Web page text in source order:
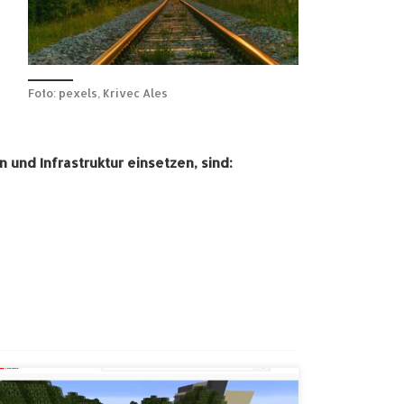
Foto: pexels, Krivec Ales
und Infrastruktur einsetzen, sind:
Die Grotto TV Redaktion und interessierte